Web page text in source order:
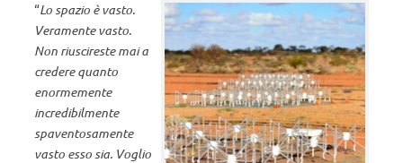
“Lo spazio è vasto.
Veramente vasto.
Non riuscireste mai a
credere quanto
enormemente
incredibilmente
spaventosamente
vasto esso sia. Voglio